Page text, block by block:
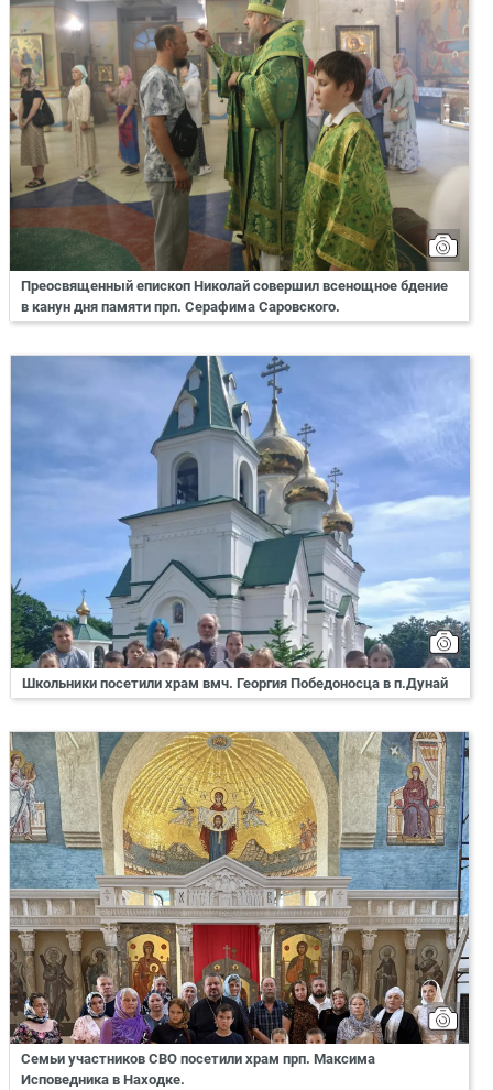
Преосвященный епископ Николай совершил всенощное бдение
в канун дня памяти прп. Серафима Саровского.
Школьники посетили храм вмч. Георгия Победоносца в п.Дунай
Семьи участников СВО посетили храм прп. Максима
Исповедника в Находке.